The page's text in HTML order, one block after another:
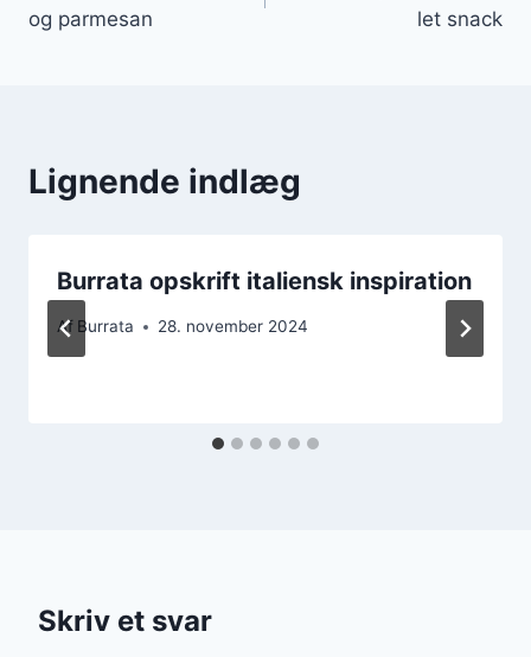
og parmesan
let snack
Lignende indlæg
Burrata opskrift italiensk inspiration
Af Burrata 28. november 2024
Skriv et svar